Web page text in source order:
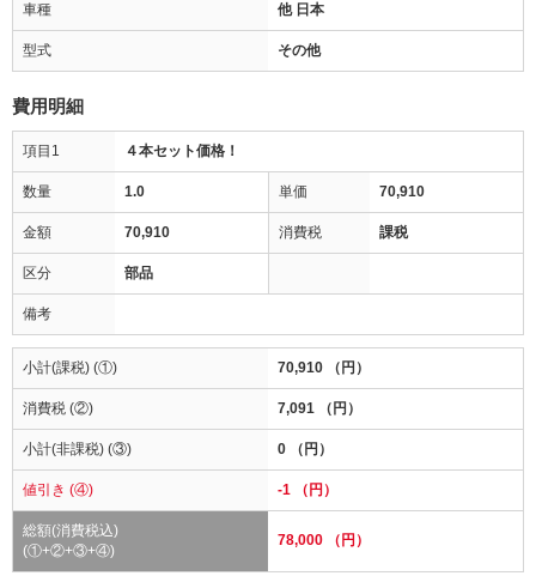
車種 他 日本
型式 その他
費用明細
項目1 ４本セット価格！
数量 1.0 単価 70,910
金額 70,910 消費税 課税
区分 部品
備考
小計(課税) (①) 70,910 （円）
消費税 (②) 7,091 （円）
小計(非課税) (③) 0 （円）
値引き (④) -1 （円）
総額(消費税込)
(①+②+③+④)
78,000 （円）